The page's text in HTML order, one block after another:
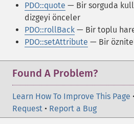
PDO::quote — Bir sorguda
dizgeyi önceler
PDO::rollBack — Bir toplu
PDO::setAttribute — Bir
Found A Problem?
Learn How To Improve This Page •
Request • Report a Bug